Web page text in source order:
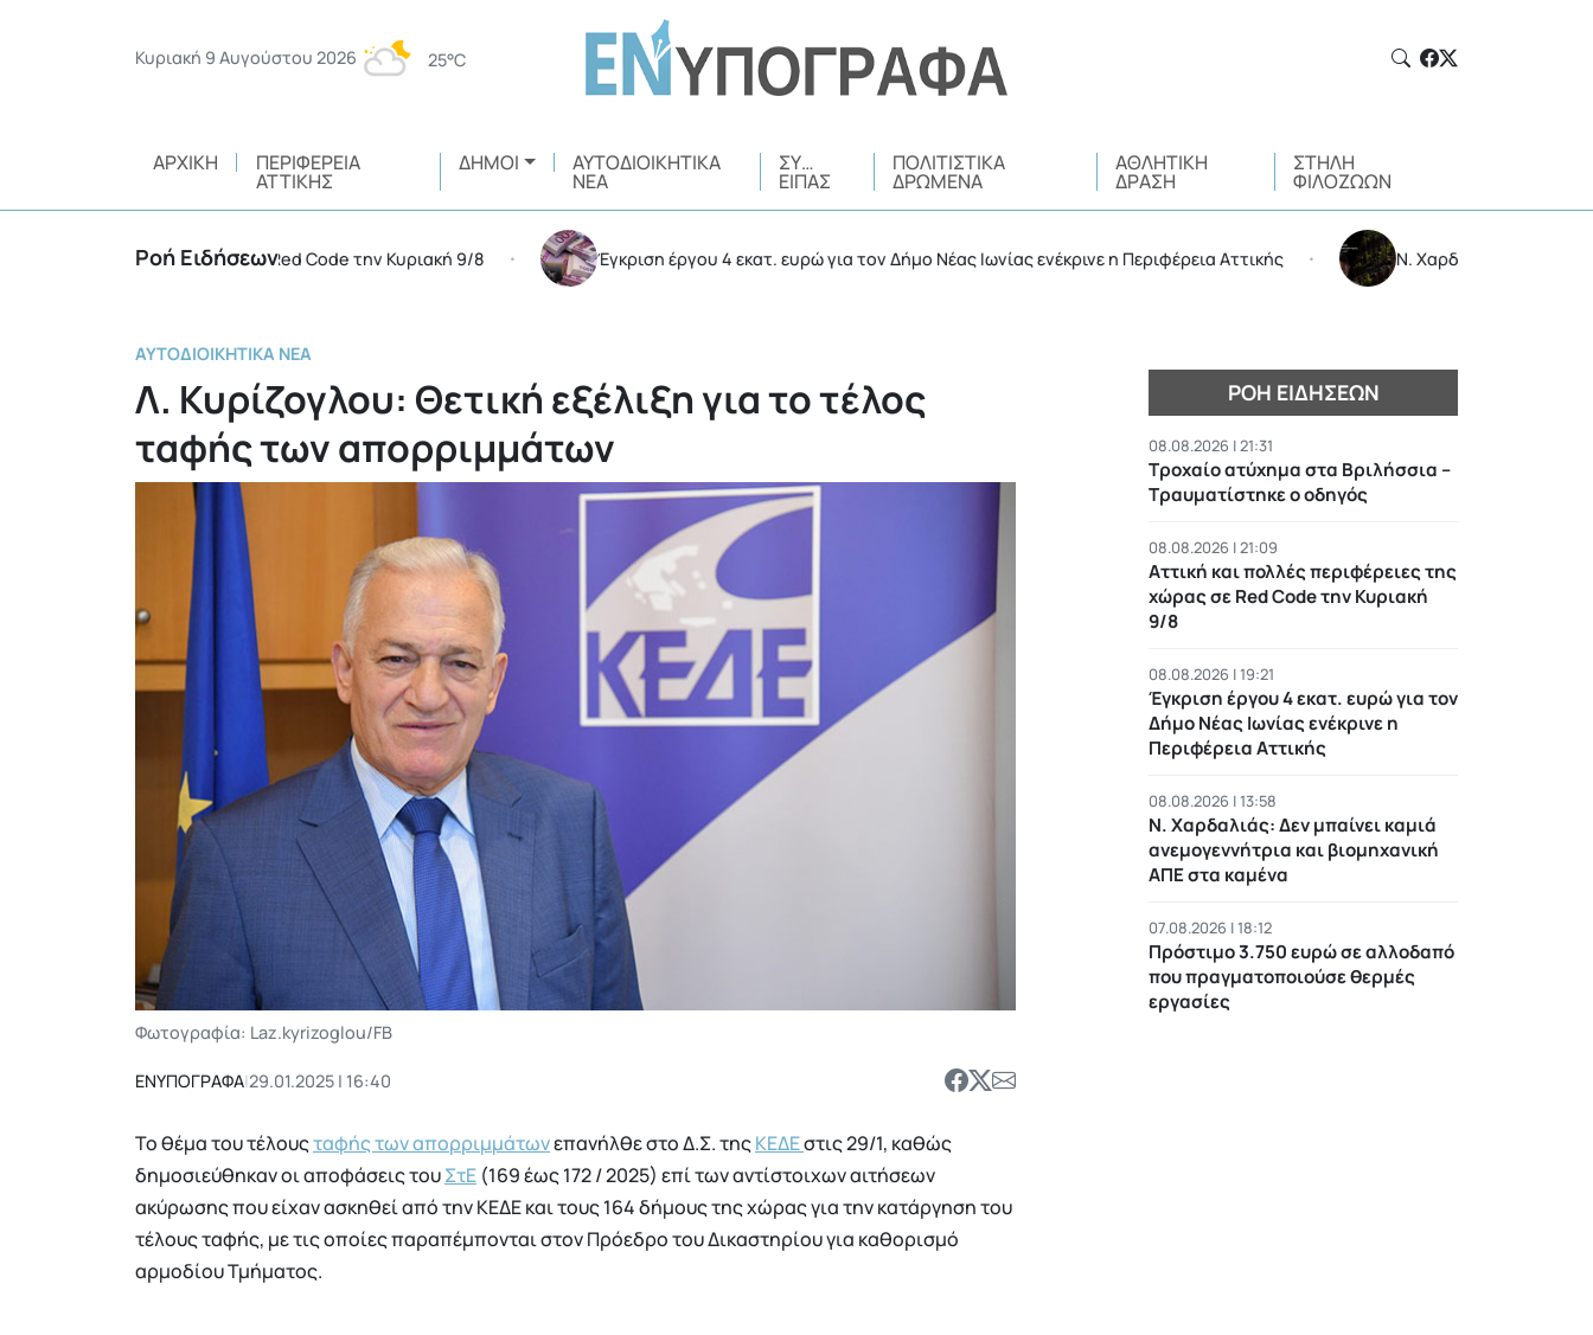
Κυριακή 9 Αυγούστου 2026 25°C
ΑΡΧΙΚΉ ΠΕΡΙΦΈΡΕΙΑ
ΑΤΤΙΚΉΣ
ΔΉΜΟΙ ΑΥΤΟΔΙΟΙΚΗΤΙΚΆ
ΝΈΑ
ΣΥ…
ΕΊΠΑΣ
ΠΟΛΙΤΙΣΤΙΚΆ
ΔΡΏΜΕΝΑ
ΑΘΛΗΤΙΚΉ
ΔΡΆΣΗ
ΣΤΉΛΗ
ΦΙΛΌΖΩΩΝ
Ροή Ειδήσεων
της χώρας σε Red Code την Κυριακή 9/8 • Έγκριση έργου 4 εκατ. ευρώ για τον Δήμο Νέας Ιωνίας ενέκρινε η Περιφέρεια Αττικής • Ν. Χαρδαλιάς: Δεν μπαίνει
ΑΥΤΟΔΙΟΙΚΗΤΙΚΆ ΝΈΑ
Λ. Κυρίζογλου: Θετική εξέλιξη για το τέλος
ταφής των απορριμμάτων
Φωτογραφία: Laz.kyrizoglou/FB
ΕΝΥΠΟΓΡΑΦΑ|29.01.2025 | 16:40
Το θέμα του τέλουςταφής των απορριμμάτωνεπανήλθε στο Δ.Σ. τηςΚΕΔΕστις 29/1, καθώς
δημοσιεύθηκαν οι αποφάσεις τουΣτΕ (169 έως 172 / 2025) επί των αντίστοιχων αιτήσεων
ακύρωσης που είχαν ασκηθεί από την ΚΕΔΕ και τους 164 δήμους της χώρας για την κατάργηση του
τέλους ταφής, με τις οποίες παραπέμπονται στον Πρόεδρο του Δικαστηρίου για καθορισμό
αρμοδίου Τμήματος.
ΡΟΉ ΕΙΔΉΣΕΩΝ
08.08.2026 | 21:31
Τροχαίο ατύχημα στα Βριλήσσια –
Τραυματίστηκε ο οδηγός
08.08.2026 | 21:09
Αττική και πολλές περιφέρειες της
χώρας σε Red Code την Κυριακή
9/8
08.08.2026 | 19:21
Έγκριση έργου 4 εκατ. ευρώ για τον
Δήμο Νέας Ιωνίας ενέκρινε η
Περιφέρεια Αττικής
08.08.2026 | 13:58
Ν. Χαρδαλιάς: Δεν μπαίνει καμιά
ανεμογεννήτρια και βιομηχανική
ΑΠΕ στα καμένα
07.08.2026 | 18:12
Πρόστιμο 3.750 ευρώ σε αλλοδαπό
που πραγματοποιούσε θερμές
εργασίες